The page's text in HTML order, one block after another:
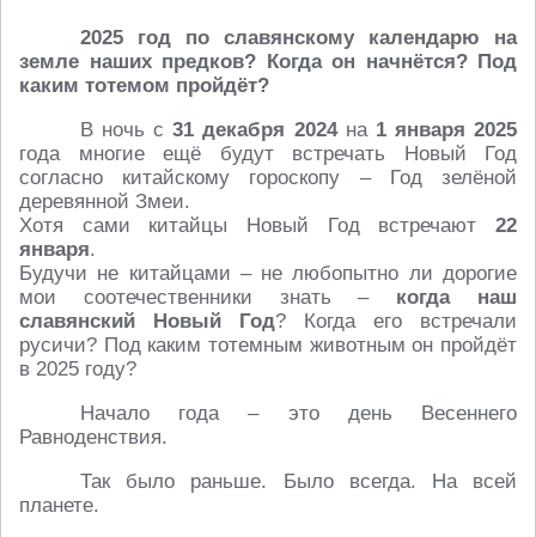
2025 год по славянскому календарю на
земле наших предков? Когда он начнётся? Под
каким тотемом пройдёт?
В ночь с31 декабря 2024на 1 января 2025
года многие ещё будут встречать Новый Год
согласно китайскому гороскопу – Год зелёной
деревянной Змеи.
Хотя сами китайцы Новый Год встречают 22
января.
Будучи не китайцами – не любопытно ли дорогие
мои соотечественники знать – когда наш
славянский Новый Год? Когда его встречали
русичи? Под каким тотемным животным он пройдёт
в 2025 году?
Начало года – это день Весеннего
Равноденствия.
Так было раньше. Было всегда. На всей
планете.